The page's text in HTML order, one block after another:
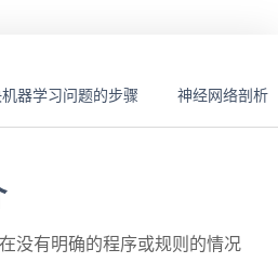
器学习问题的步骤 神经网络剖析
没有明确的程序或规则的情况